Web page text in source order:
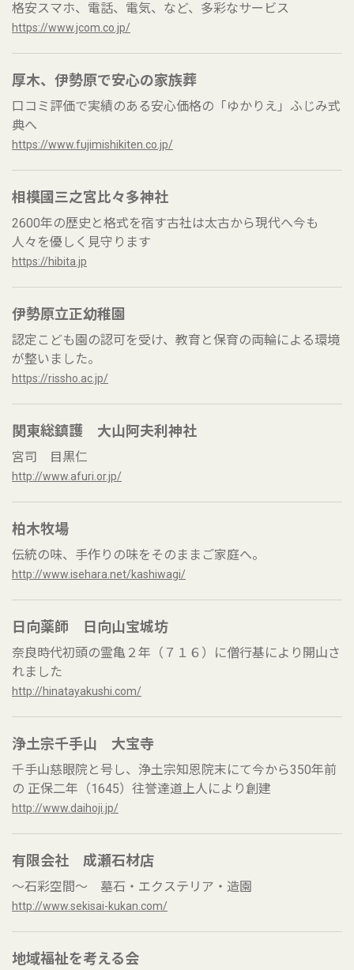
格安スマホ、電話、電気、など、多彩なサービス
https://www.jcom.co.jp/
厚木、伊勢原で安心の家族葬
口コミ評価で実績のある安心価格の「ゆかりえ」ふじみ式
典へ
https://www.fujimishikiten.co.jp/
相模國三之宮比々多神社
2600年の歴史と格式を宿す古社は太古から現代へ今も
人々を優しく見守ります
https://hibita.jp
伊勢原立正幼稚園
認定こども園の認可を受け、教育と保育の両輪による環境
が整いました。
https://rissho.ac.jp/
関東総鎮護 大山阿夫利神社
宮司 目黒仁
http://www.afuri.or.jp/
柏木牧場
伝統の味、手作りの味をそのままご家庭へ。
http://www.isehara.net/kashiwagi/
日向薬師 日向山宝城坊
奈良時代初頭の霊亀２年（７１６）に僧行基により開山さ
れました
http://hinatayakushi.com/
浄土宗千手山 大宝寺
千手山慈眼院と号し、浄土宗知恩院末にて今から350年前
の 正保二年（1645）往誉達道上人により創建
http://www.daihoji.jp/
有限会社 成瀬石材店
～石彩空間～ 墓石・エクステリア・造園
http://www.sekisai-kukan.com/
地域福祉を考える会